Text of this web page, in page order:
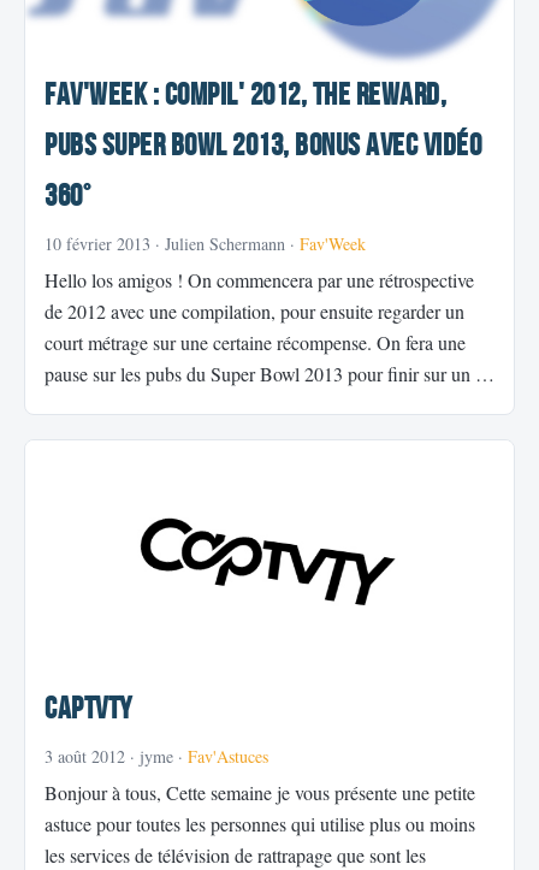
Fav'Week : Compil' 2012, The Reward,
Pubs Super Bowl 2013, Bonus avec Vidéo
360°
10 février 2013 · Julien Schermann · Fav'Week
Hello los amigos ! On commencera par une rétrospective
de 2012 avec une compilation, pour ensuite regarder un
court métrage sur une certaine récompense. On fera une
pause sur les pubs du Super Bowl 2013 pour finir sur un …
Captvty
3 août 2012 · jyme · Fav'Astuces
Bonjour à tous, Cette semaine je vous présente une petite
astuce pour toutes les personnes qui utilise plus ou moins
les services de télévision de rattrapage que sont les